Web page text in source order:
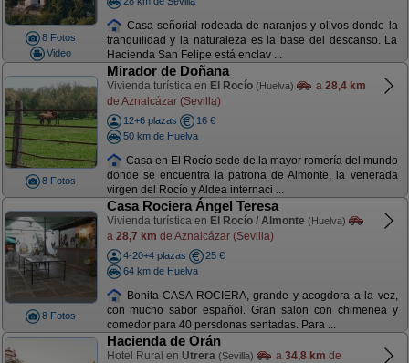
8 Fotos
Video
Casa señorial rodeada de naranjos y olivos donde la
tranquilidad y la naturaleza es la base del descanso. La
Hacienda San Felipe está enclav ...
8 Fotos
Mirador de Doñana
Vivienda turística en El Rocío (Huelva) a 28,4 km
de Aznalcázar (Sevilla)
12+6 plazas
16 €
50 km de Huelva
Casa en El Rocío sede de la mayor romería del mundo
donde se encuentra la patrona de Almonte, la venerada
virgen del Rocío y Aldea internaci ...
8 Fotos
Casa Rociera Ángel Teresa
Vivienda turística en El Rocío / Almonte (Huelva)
a 28,7 km de Aznalcázar (Sevilla)
4-20+4 plazas
25 €
64 km de Huelva
Bonita CASA ROCIERA, grande y acogdora a la vez,
con mucho sabor español. Gran salon con chimenea y
comedor para 40 persdonas sentadas. Para ...
Hacienda de Orán
Hotel Rural en Utrera (Sevilla) a 34,8 km de